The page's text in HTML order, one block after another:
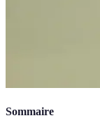
Sommaire